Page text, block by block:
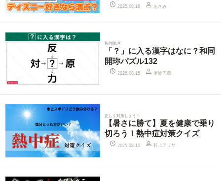
2025.08.16 あさみ
和同開珎
「？」に入る漢字はなに？和同
開珎パズル132
2025.08.15 伊波円蔵
正しく対策しよう！
【暑さに勝て】夏を健康で乗り
切ろう！熱中症対策クイズ
2025.08.15 村上アリサ